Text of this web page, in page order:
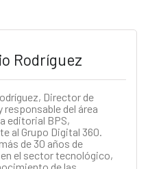
Rodríguez
Director de
responsable del área
editorial BPS,
al Grupo Digital 360.
de 30 años de
el sector tecnológico,